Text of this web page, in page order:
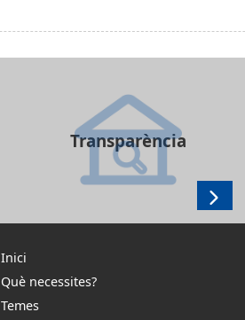
Transparència
Inici
Què necessites?
Temes